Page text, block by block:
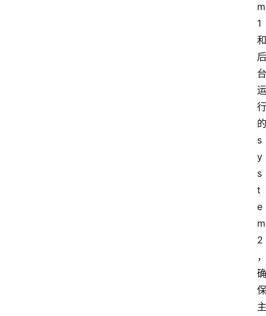
m
1
和
后
台
运
行
的
s
y
s
t
e
m
2
，
确
保
主